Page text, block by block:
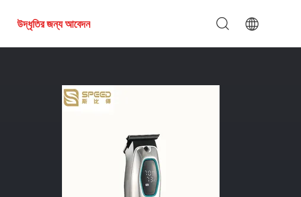
উদ্ধৃতির জন্য আবেদন